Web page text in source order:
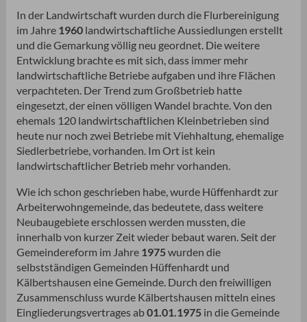
In der Landwirtschaft wurden durch die Flurbereinigung
im Jahre 1960 landwirtschaftliche Aussiedlungen erstellt
und die Gemarkung völlig neu geordnet. Die weitere
Entwicklung brachte es mit sich, dass immer mehr
landwirtschaftliche Betriebe aufgaben und ihre Flächen
verpachteten. Der Trend zum Großbetrieb hatte
eingesetzt, der einen völligen Wandel brachte. Von den
ehemals 120 landwirtschaftlichen Kleinbetrieben sind
heute nur noch zwei Betriebe mit Viehhaltung, ehemalige
Siedlerbetriebe, vorhanden. Im Ort ist kein
landwirtschaftlicher Betrieb mehr vorhanden.
Wie ich schon geschrieben habe, wurde Hüffenhardt zur
Arbeiterwohngemeinde, das bedeutete, dass weitere
Neubaugebiete erschlossen werden mussten, die
innerhalb von kurzer Zeit wieder bebaut waren. Seit der
Gemeindereform im Jahre 1975wurden die
selbstständigen Gemeinden Hüffenhardt und
Kälbertshausen eine Gemeinde. Durch den freiwilligen
Zusammenschluss wurde Kälbertshausen mitteln eines
Eingliederungsvertrages ab01.01.1975in die Gemeinde